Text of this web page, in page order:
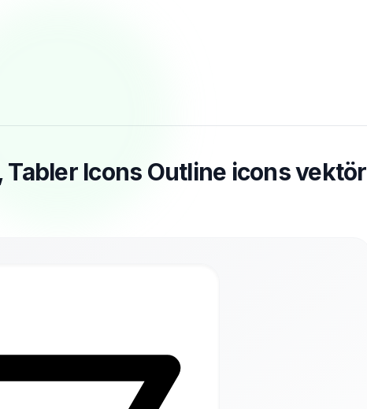
Icons Outline icons vektör